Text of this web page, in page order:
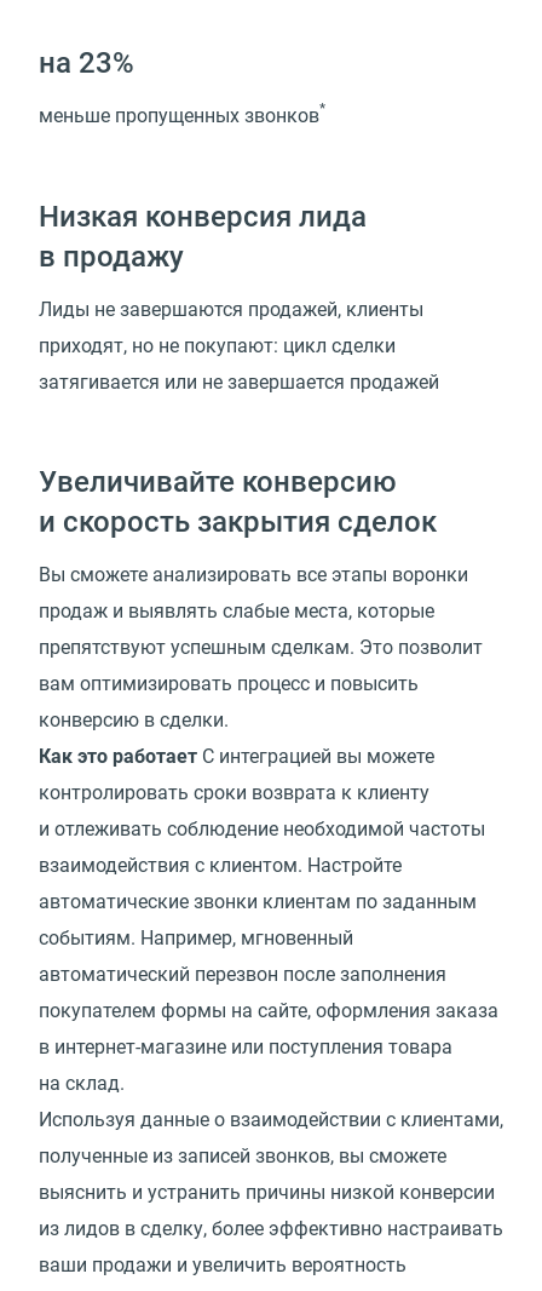
на 23%
меньше пропущенных звонков*
Низкая конверсия лида
в продажу
Лиды не завершаются продажей, клиенты
приходят, но не покупают: цикл сделки
затягивается или не завершается продажей
Увеличивайте конверсию
и скорость закрытия сделок
Вы сможете анализировать все этапы воронки
продаж и выявлять слабые места, которые
препятствуют успешным сделкам. Это позволит
вам оптимизировать процесс и повысить
конверсию в сделки.
Как это работает С интеграцией вы можете
контролировать сроки возврата к клиенту
и отлеживать соблюдение необходимой частоты
взаимодействия с клиентом. Настройте
автоматические звонки клиентам по заданным
событиям. Например, мгновенный
автоматический перезвон после заполнения
покупателем формы на сайте, оформления заказа
в интернет-магазине или поступления товара
на склад.
Используя данные о взаимодействии с клиентами,
полученные из записей звонков, вы сможете
выяснить и устранить причины низкой конверсии
из лидов в сделку, более эффективно настраивать
ваши продажи и увеличить вероятность